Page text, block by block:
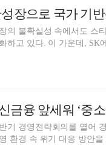
장으로 국가 기
의 불확실성 속에서도 스
하고 있다. 이 가운데, SK
기 경영전략회의를 열어
환경 속 위기 대응 방안